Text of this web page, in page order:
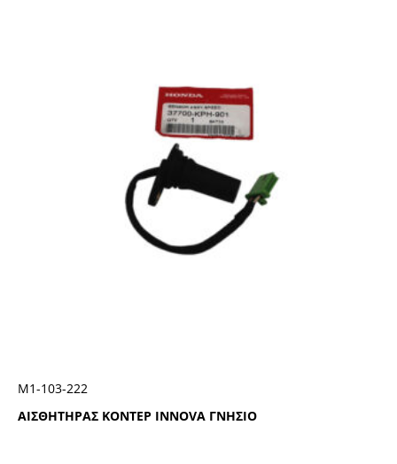
ΑΙΣΘΗΤΗΡΑΣ ΚΟΝΤΕΡ INNOVA ΓΝΗΣΙΟ
Μ1-103-222